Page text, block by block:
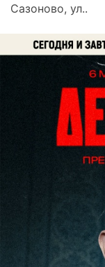
Сазоново, ул..